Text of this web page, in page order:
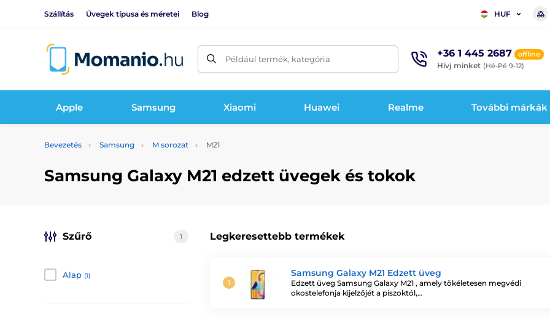
Szállítás Üvegek típusa és méretei Blog HUF
Például termék, kategória +36 1 445 2687 offline
Hívj minket (Hé-Pé 9-12)
Apple Samsung Xiaomi Huawei Realme További márkák
Bevezetés Samsung M sorozat M21
Samsung Galaxy M21 edzett üvegek és tokok
Legkeresettebb termékek
Samsung Galaxy M21 Edzett üveg
Edzett üveg Samsung Galaxy M21 , amely tökéletesen megvédi
okostelefonja kijelzőjét a piszoktól,…
Szűrő 1
Alap (1)